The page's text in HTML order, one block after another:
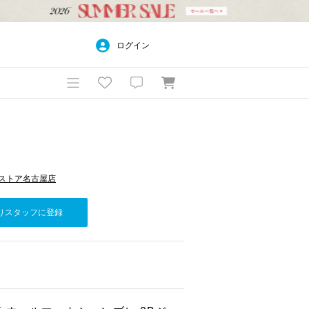
ログイン
トア名古屋店
スタッフに登録